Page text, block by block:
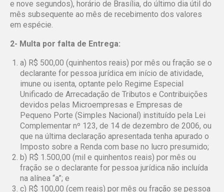
e nove segundos), horário de Brasília, do último dia útil do
mês subsequente ao mês de recebimento dos valores
em espécie.
2- Multa por falta de Entrega:
a) R$ 500,00 (quinhentos reais) por mês ou fração se o
declarante for pessoa jurídica em início de atividade,
imune ou isenta, optante pelo Regime Especial
Unificado de Arrecadação de Tributos e Contribuições
devidos pelas Microempresas e Empresas de
Pequeno Porte (Simples Nacional) instituído pela Lei
Complementar nº 123, de 14 de dezembro de 2006, ou
que na última declaração apresentada tenha apurado o
Imposto sobre a Renda com base no lucro presumido;
b) R$ 1.500,00 (mil e quinhentos reais) por mês ou
fração se o declarante for pessoa jurídica não incluída
na alínea “a”; e
c) R$ 100,00 (cem reais) por mês ou fração se pessoa